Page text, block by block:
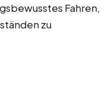
Fahren,
zu